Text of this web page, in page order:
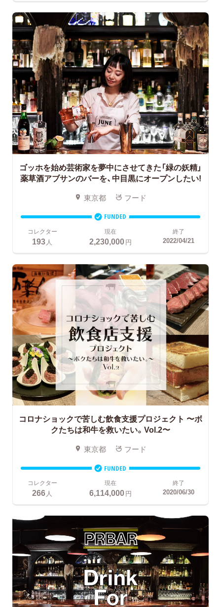
ゴッホを始め芸術家を夢中にさせてきた「緑の妖精」
薬草酒アブサンのバーを、中目黒にオープンしたい!
東京都 フード
FUNDED
コレクター
193 人
現在
2,230,000円
終了
2022/04/21
コロナショックで苦しむ飲食支援プロジェクト 〜ボ
クたちは和牛を救いたい。Vol.2〜
東京都 フード
FUNDED
コレクター
266人
現在
6,114,000円
終了
2020/06/30